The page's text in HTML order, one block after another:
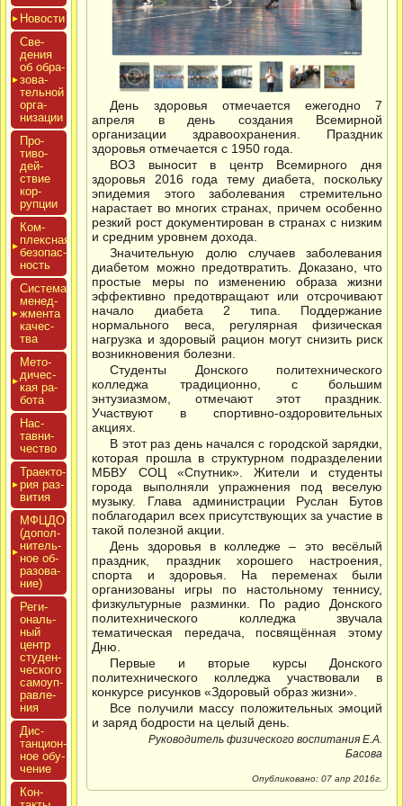
Новос­ти
Све­
дения
об об­ра­
зова­
тель­ной
ор­га­
низа­ции
Про­
тиво­
дей­
ствие
кор­
рупции
Ком­
плексная
бе­зопас­
ность
Сис­те­ма
ме­нед­
жмен­та
ка­чес­
тва
Мето­
дичес­
кая ра­
бота
Нас­
тавни­
чес­тво
Тра­ек­то­
рия раз­
ви­тия
МФЦДО
(до­пол­
ни­тель­
ное об­
ра­зова­
ние)
Реги­
ональ­
ный
центр
сту­ден­
ческо­го
са­мо­уп­
равле­
ния
Дис­
танци­он­
ное обу­
чение
Кон­
День здоровья отмечается ежегодно 7
апреля в день создания Всемирной
организации здравоохранения. Праздник
здоровья отмечается с 1950 года.
ВОЗ выносит в центр Всемирного дня
здоровья 2016 года тему диабета, поскольку
эпидемия этого заболевания стремительно
нарастает во многих странах, причем особенно
резкий рост документирован в странах с низким
и средним уровнем дохода.
Значительную долю случаев заболевания
диабетом можно предотвратить. Доказано, что
простые меры по изменению образа жизни
эффективно предотвращают или отсрочивают
начало диабета 2 типа. Поддержание
нормального веса, регулярная физическая
нагрузка и здоровый рацион могут снизить риск
возникновения болезни.
Студенты Донского политехнического
колледжа традиционно, с большим
энтузиазмом, отмечают этот праздник.
Участвуют в спортивно-оздоровительных
акциях.
В этот раз день начался с городской зарядки,
которая прошла в структурном подразделении
МБВУ СОЦ «Спутник». Жители и студенты
города выполняли упражнения под веселую
музыку. Глава администрации Руслан Бутов
поблагодарил всех присутствующих за участие в
такой полезной акции.
День здоровья в колледже – это весёлый
праздник, праздник хорошего настроения,
спорта и здоровья. На переменах были
организованы игры по настольному теннису,
физкультурные разминки. По радио Донского
политехнического колледжа звучала
тематическая передача, посвящённая этому
Дню.
Первые и вторые курсы Донского
политехнического колледжа участвовали в
конкурсе рисунков «Здоровый образ жизни».
Все получили массу положительных эмоций
и заряд бодрости на целый день.
Руководитель физического воспитания Е.А.
Басова
Опубликовано: 07 апр 2016г.